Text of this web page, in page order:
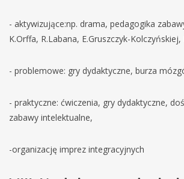
- aktywizujące:np. drama, pedagogika
K.Orffa, R.Labana, E.Gruszczyk-
- problemowe: gry dydaktyczne, burza
- praktyczne: ćwiczenia, gry dydaktyczne,
zabawy intelektualne,
-organizację imprez integracyjnych